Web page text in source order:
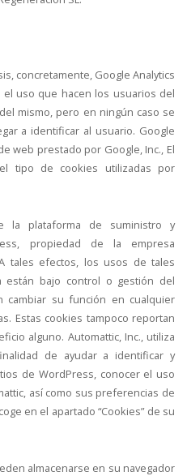
concretamente, Google Analytics
uso que hacen los usuarios del
mismo, pero en ningún caso se
a identificar al usuario. Google
web prestado por Google, Inc., El
el tipo de cookies utilizadas por
la plataforma de suministro y
propiedad de la empresa
tales efectos, los usos de tales
están bajo control o gestión del
cambiar su función en cualquier
Estas cookies tampoco reportan
alguno. Automattic, Inc., utiliza
de ayudar a identificar y
de WordPress, conocer el uso
así como sus preferencias de
en el apartado “Cookies” de su
almacenarse en su navegador